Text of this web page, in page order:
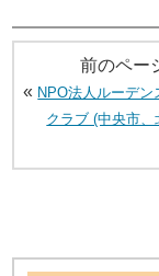
前のペー
« NPO法人ルーデン
クラブ (中央市、